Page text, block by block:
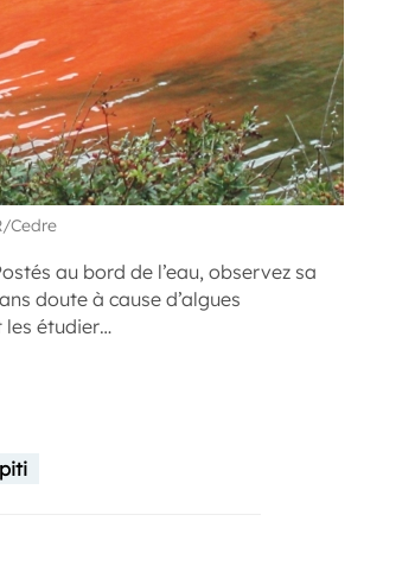
Cedre
au bord de l’eau, observez sa
doute à cause d’algues
les étudier…